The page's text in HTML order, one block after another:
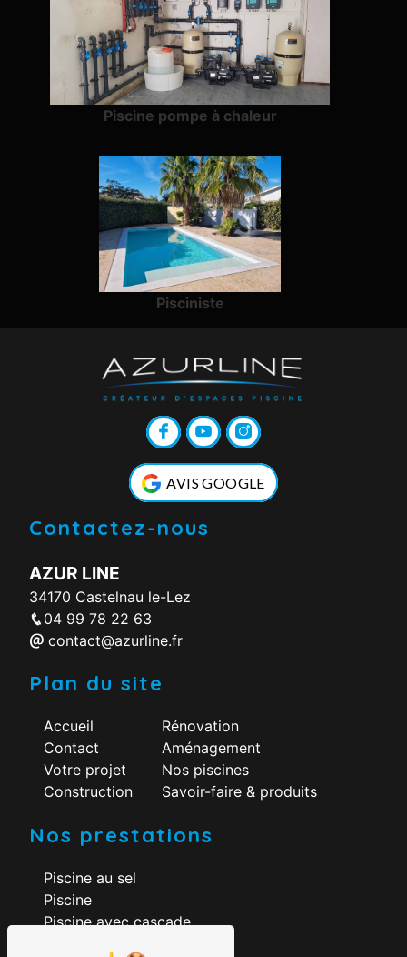
Piscine pompe à chaleur
Pisciniste
AVIS GOOGLE
Contactez-nous
AZUR LINE
34170 Castelnau le-Lez
04 99 78 22 63
contact@azurline.fr
Plan du site
Accueil
Contact
Votre projet
Construction
Rénovation
Aménagement
Nos piscines
Savoir-faire & produits
Nos prestations
Piscine au sel
Piscine
Piscine avec cascade